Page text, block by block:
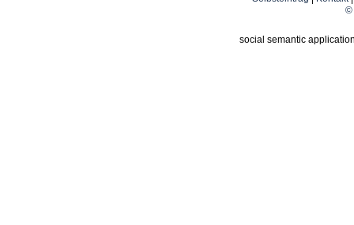
©
social semantic